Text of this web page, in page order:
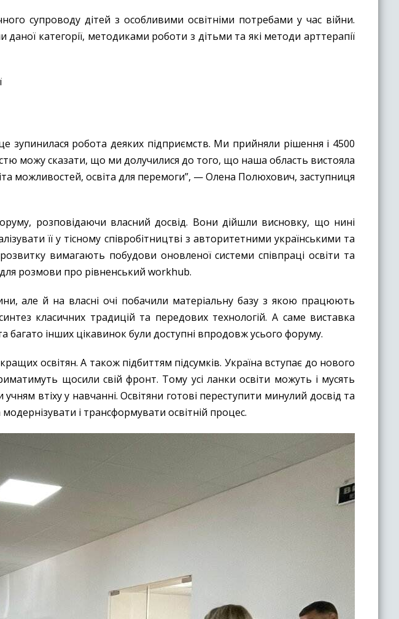
супроводу дітей з особливими освітніми потребами у час війни.
категорії, методиками роботи з дітьми та які методи арттерапії
зупинилася робота деяких підприємств. Ми прийняли рішення і 4500
можу сказати, що ми долучилися до того, що наша область вистояла
можливостей, освіта для перемоги”, — Олена Полюхович, заступниця
розповідаючи власний досвід. Вони дійшли висновку, що нині
її у тісному співробітництві з авторитетними українськими та
вимагають побудови оновленої системи співпраці освіти та
розмови про рівненський workhub.
але й на власні очі побачили матеріальну базу з якою працюють
класичних традицій та передових технологій. А саме виставка
багато інших цікавинок були доступні впродовж усього форуму.
освітян. А також підбиттям підсумків. Україна вступає до нового
щосили свій фронт. Тому усі ланки освіти можуть і мусять
втіху у навчанні. Освітяни готові переступити минулий досвід та
і трансформувати освітній процес.